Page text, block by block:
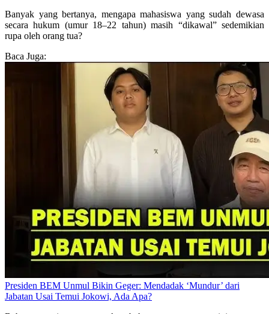
Banyak yang bertanya, mengapa mahasiswa yang sudah dewasa
secara hukum (umur 18–22 tahun) masih “dikawal” sedemikian
rupa oleh orang tua?
Baca Juga:
Presiden BEM Unmul Bikin Geger: Mendadak ‘Mundur’ dari
Jabatan Usai Temui Jokowi, Ada Apa?